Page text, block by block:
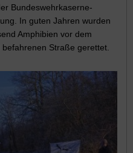
Bundeswehrkaserne-
In guten Jahren wurden
Amphibien vor dem
Straße gerettet.